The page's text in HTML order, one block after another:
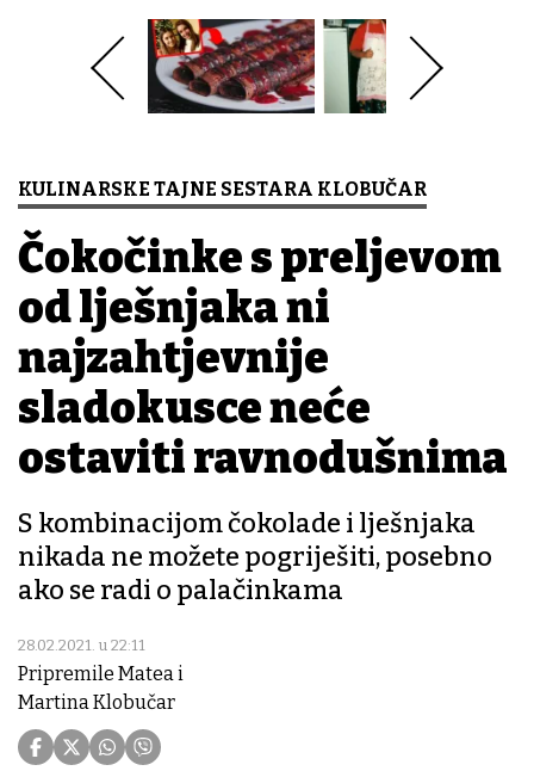
KULINARSKE TAJNE SESTARA KLOBUČAR
Čokočinke s preljevom
od lješnjaka ni
najzahtjevnije
sladokusce neće
ostaviti ravnodušnima
S kombinacijom čokolade i lješnjaka
nikada ne možete pogriješiti, posebno
ako se radi o palačinkama
28.02.2021. u 22:11
Pripremile Matea i
Martina Klobučar